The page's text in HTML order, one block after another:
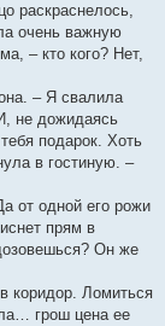
раскраснелось,
очень важную
– кто кого? Нет,
– Я свалила
не дожидаясь
подарок. Хоть
в гостиную. –
от одной его рожи
прям в
Он же
коридор. Ломиться
грош цена ее